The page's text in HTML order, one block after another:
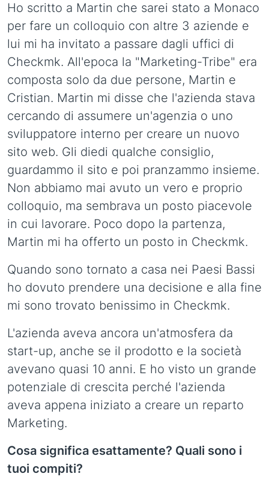
Ho scritto a Martin che sarei stato a Monaco
per fare un colloquio con altre 3 aziende e
lui mi ha invitato a passare dagli uffici di
Checkmk. All'epoca la "Marketing-Tribe" era
composta solo da due persone, Martin e
Cristian. Martin mi disse che l'azienda stava
cercando di assumere un'agenzia o uno
sviluppatore interno per creare un nuovo
sito web. Gli diedi qualche consiglio,
guardammo il sito e poi pranzammo insieme.
Non abbiamo mai avuto un vero e proprio
colloquio, ma sembrava un posto piacevole
in cui lavorare. Poco dopo la partenza,
Martin mi ha offerto un posto in Checkmk.
Quando sono tornato a casa nei Paesi Bassi
ho dovuto prendere una decisione e alla fine
mi sono trovato benissimo in Checkmk.
L'azienda aveva ancora un'atmosfera da
start-up, anche se il prodotto e la società
avevano quasi 10 anni. E ho visto un grande
potenziale di crescita perché l'azienda
aveva appena iniziato a creare un reparto
Marketing.
Cosa significa esattamente? Quali sono i
tuoi compiti?